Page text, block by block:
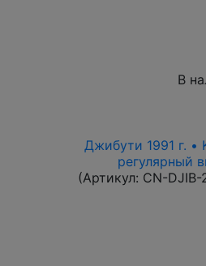
В
Джибути 1991 г. •
регулярный
(Артикул: CN-DJIB-